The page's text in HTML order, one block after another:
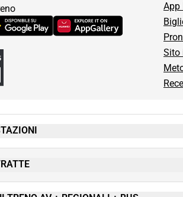
scheda)
apre in una nuova scheda)
(Si apre in una nuova scheda)
App
Sito